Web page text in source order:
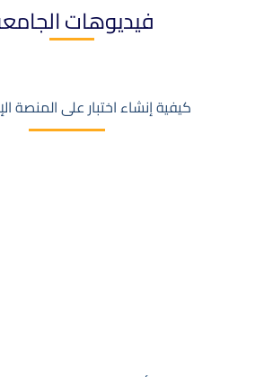
فيديوهات
كيفية إنشاء اختبار على المنصة